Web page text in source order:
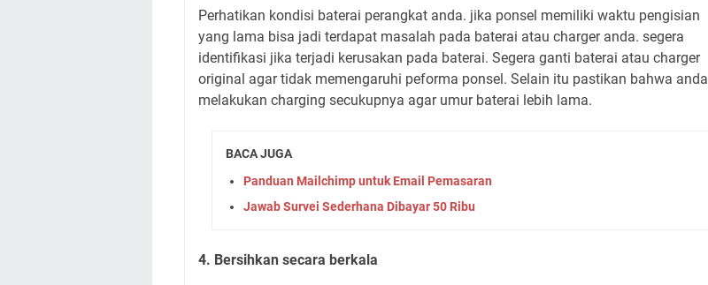
Perhatikan kondisi baterai perangkat anda. jika ponsel memiliki waktu pengisian
yang lama bisa jadi terdapat masalah pada baterai atau charger anda. segera
identifikasi jika terjadi kerusakan pada baterai. Segera ganti baterai atau charger
original agar tidak memengaruhi peforma ponsel. Selain itu pastikan bahwa anda
melakukan charging secukupnya agar umur baterai lebih lama.
BACA JUGA
Panduan Mailchimp untuk Email Pemasaran
Jawab Survei Sederhana Dibayar 50 Ribu
4. Bersihkan secara berkala